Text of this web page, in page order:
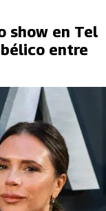
show en Tel
entre